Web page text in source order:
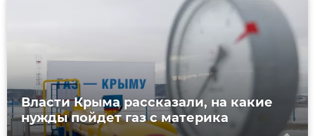
Власти Крыма рассказали, на какие
нужды пойдет газ с материка